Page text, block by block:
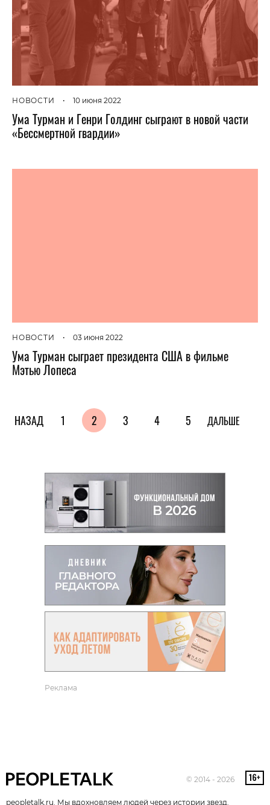
НОВОСТИ • 10 июня 2022
Ума Турман и Генри Голдинг сыграют в новой части
«Бессмертной гвардии»
НОВОСТИ • 03 июня 2022
Ума Турман сыграет президента США в фильме
Мэтью Лопеса
НАЗАД 1 2 3 4 5 ДАЛЬШЕ
Реклама
© 2014 - 2026
peopletalk.ru. Мы вдохновляем людей через истории звезд.